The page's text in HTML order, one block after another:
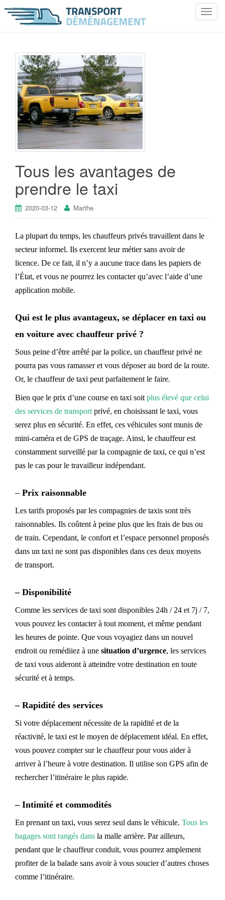
T
Tous les avantages de
prendre le taxi
2020-03-12 Marthe
La plupart du temps, les chauffeurs privés travaillent dans le
secteur informel. Ils exercent leur métier sans avoir de
licence. De ce fait, il n’y a aucune trace dans les papiers de
l’État, et vous ne pourrez les contacterqu’avec l’aide d’une
application mobile.
Qui est le plus avantageux, se déplacer en taxi ou
en voiture avec chauffeur privé ?
Sous peine d’être arrêté par la police, un chauffeur privé ne
pourra pas vous ramasseret vous déposerau bord de la route.
Or, le chauffeur de taxi peut parfaitement le faire.
Bien que le prix d’une course en taxi soit plus élevé que celui
des services de transport privé, en choisissant le taxi, vous
serez plus en sécurité. En effet, ces véhicules sont munis de
mini-caméra et de GPS de traçage. Ainsi, le chauffeur est
constamment surveillé par la compagnie de taxi, ce qui n’est
pas le cas pour le travailleur indépendant.
– Prix raisonnable
Les tarifs proposés par les compagnies de taxis sont très
raisonnables. Ils coûtent à peine plus que les frais de bus ou
de train. Cependant, le confort et l’espace personnel proposés
dans un taxi ne sont pas disponibles dans ces deux moyens
de transport.
– Disponibilité
Comme les services de taxi sont disponibles 24h / 24 et 7j / 7,
vous pouvez les contacter à tout moment, et même pendant
les heures de pointe. Que vous voyagiez dans un nouvel
endroit ou remédiiez à une situation d’urgence, les services
de taxi vous aideront à atteindre votre destination en toute
sécurité et à temps.
– Rapidité des services
Si votre déplacement nécessite de la rapidité et de la
réactivité, le taxi est le moyen de déplacement idéal. En effet,
vous pouvez compter sur le chauffeur pour vous aider à
arriver à l’heure à votre destination. Il utilise son GPS afin de
rechercher l’itinéraire le plus rapide.
– Intimité et commodités
En prenant un taxi, vous serez seul dans le véhicule. Tous les
bagages sont rangés dans la malle arrière. Par ailleurs,
pendant que le chauffeur conduit, vous pourrez amplement
profiter de la balade sans avoir à vous soucier d’autres choses
comme l’itinéraire.